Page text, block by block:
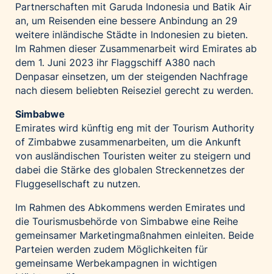
Partnerschaften mit Garuda Indonesia und Batik Air
an, um Reisenden eine bessere Anbindung an 29
weitere inländische Städte in Indonesien zu bieten.
Im Rahmen dieser Zusammenarbeit wird Emirates ab
dem 1. Juni 2023 ihr Flaggschiff A380 nach
Denpasar einsetzen, um der steigenden Nachfrage
nach diesem beliebten Reiseziel gerecht zu werden.
Simbabwe
Emirates wird künftig eng mit der Tourism Authority
of Zimbabwe zusammenarbeiten, um die Ankunft
von ausländischen Touristen weiter zu steigern und
dabei die Stärke des globalen Streckennetzes der
Fluggesellschaft zu nutzen.
Im Rahmen des Abkommens werden Emirates und
die Tourismusbehörde von Simbabwe eine Reihe
gemeinsamer Marketingmaßnahmen einleiten. Beide
Parteien werden zudem Möglichkeiten für
gemeinsame Werbekampagnen in wichtigen